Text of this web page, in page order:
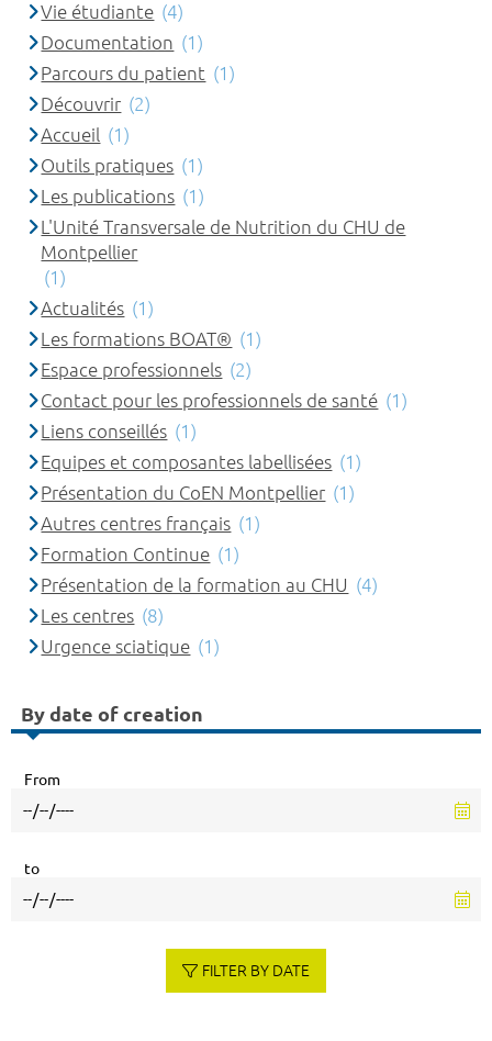
Vie étudiante (4)
Documentation (1)
Parcours du patient (1)
Découvrir (2)
Accueil (1)
Outils pratiques (1)
Les publications (1)
L'Unité Transversale de Nutrition du CHU de
Montpellier
(1)
Actualités (1)
Les formations BOAT® (1)
Espace professionnels (2)
Contact pour les professionnels de santé (1)
Liens conseillés (1)
Equipes et composantes labellisées (1)
Présentation du CoEN Montpellier (1)
Autres centres français (1)
Formation Continue (1)
Présentation de la formation au CHU (4)
Les centres (8)
Urgence sciatique (1)
By date of creation
From
to
FILTER BY DATE